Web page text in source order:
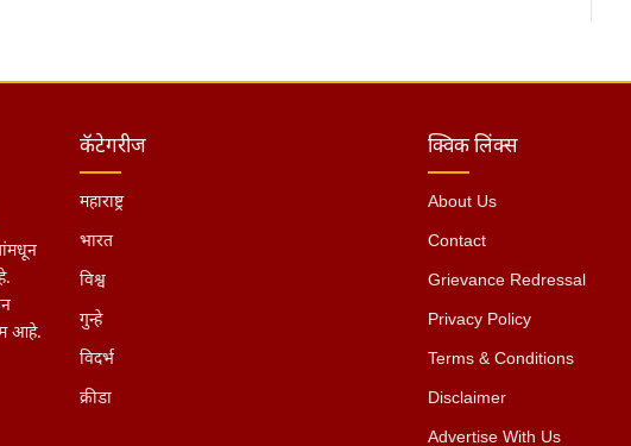
आहे.
कॅटेगरीज
महाराष्ट्र
भारत
विश्व
गुन्हे
विदर्भ
क्रीडा
क्विक लिंक्स
About Us
Contact
Grievance Redressal
Privacy Policy
Terms & Conditions
Disclaimer
Advertise With Us